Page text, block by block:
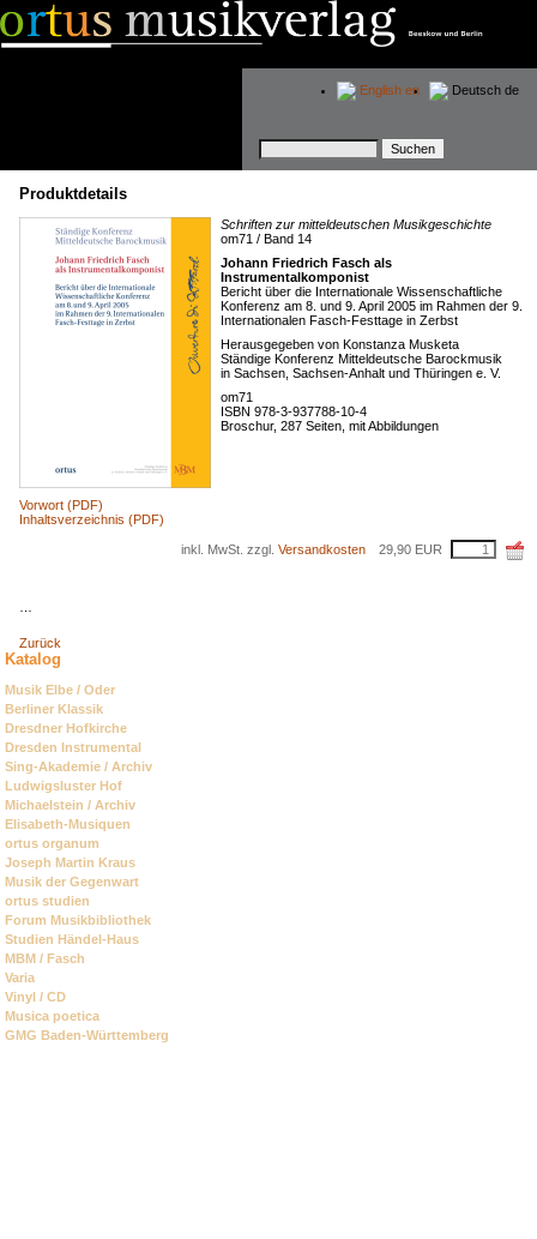
Suchbegriffe
Deutsch de
English en
Produktdetails
Schriften zur mitteldeutschen Musikgeschichte
om71 / Band 14
Johann Friedrich Fasch als
Instrumentalkomponist
Bericht über die Internationale Wissenschaftliche
Konferenz am 8. und 9. April 2005 im Rahmen der 9.
Internationalen Fasch-Festtage in Zerbst
Herausgegeben von Konstanza Musketa
Ständige Konferenz Mitteldeutsche Barockmusik
in Sachsen, Sachsen-Anhalt und Thüringen e. V.
om71
ISBN 978-3-937788-10-4
Broschur, 287 Seiten, mit Abbildungen
Vorwort (PDF)
Inhaltsverzeichnis (PDF)
inkl. MwSt. zzgl. Versandkosten 29,90 EUR
Zurück
Katalog
Navigation
überspringen
Musik Elbe / Oder
Berliner Klassik
Dresdner Hofkirche
Dresden Instrumental
Sing-Akademie / Archiv
Ludwigsluster Hof
Michaelstein / Archiv
Elisabeth-Musiquen
ortus organum
Joseph Martin Kraus
Musik der Gegenwart
ortus studien
Forum Musikbibliothek
Studien Händel-Haus
MBM / Fasch
Varia
Vinyl / CD
Musica poetica
GMG Baden-Württemberg